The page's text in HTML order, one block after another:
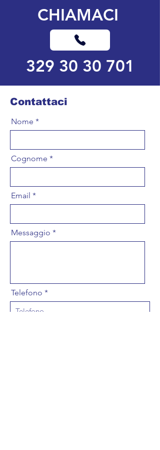
CHIAMACI
329 30 30 701
Contattaci
Nome
Cognome
Email
Messaggio
Telefono